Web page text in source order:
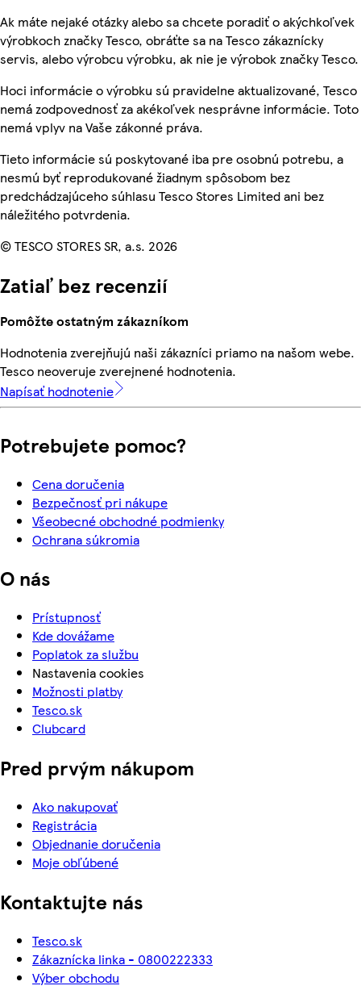
Ak máte nejaké otázky alebo sa chcete poradiť o akýchkoľvek
výrobkoch značky Tesco, obráťte sa na Tesco zákaznícky
servis, alebo výrobcu výrobku, ak nie je výrobok značky Tesco.
Hoci informácie o výrobku sú pravidelne aktualizované, Tesco
nemá zodpovednosť za akékoľvek nesprávne informácie. Toto
nemá vplyv na Vaše zákonné práva.
Tieto informácie sú poskytované iba pre osobnú potrebu, a
nesmú byť reprodukované žiadnym spôsobom bez
predchádzajúceho súhlasu Tesco Stores Limited ani bez
náležitého potvrdenia.
© TESCO STORES SR, a.s. 2026
Zatiaľ bez recenzií
Pomôžte ostatným zákazníkom
Hodnotenia zverejňujú naši zákazníci priamo na našom webe.
Tesco neoveruje zverejnené hodnotenia.
Napísať hodnotenie
Potrebujete pomoc?
Cena doručenia
Bezpečnosť pri nákupe
Všeobecné obchodné podmienky
Ochrana súkromia
O nás
Prístupnosť
Kde dovážame
Poplatok za službu
Nastavenia cookies
Možnosti platby
Tesco.sk
Clubcard
Pred prvým nákupom
Ako nakupovať
Registrácia
Objednanie doručenia
Moje obľúbené
Kontaktujte nás
Tesco.sk
Zákaznícka linka - 0800222333
Výber obchodu